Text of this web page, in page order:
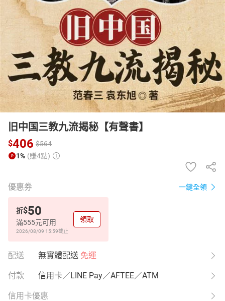
電子/紙本書
HOT
旧中国三教九流揭秘【有聲書】
$406 $564
1% (賺4點)
優惠券 一鍵全領
折$50
滿555元可用
2026/08/09 15:59截止
領取
配送 無實體配送 免運
付款 信用卡／LINE Pay／AFTEE／ATM
信用卡優惠